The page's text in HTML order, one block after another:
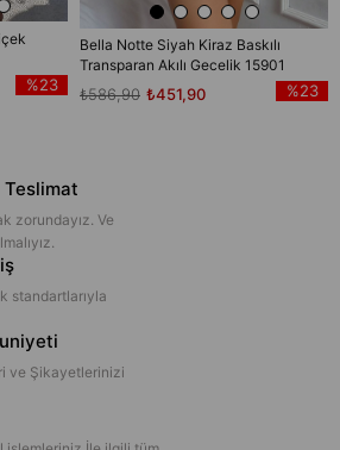
%23
Bella Notte Siyah Kiraz Baskılı
Transparan Akılı Gecelik 15901
₺451,90
₺586,90 %23
Teslimat
zorundayız. Ve
standartlarıyla
ve Şikayetlerinizi